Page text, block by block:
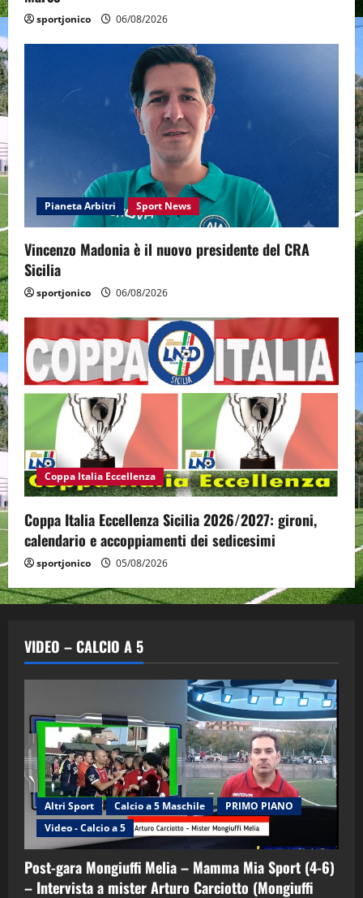
sportjonico 06/08/2026
Pianeta Arbitri Sport News
Vincenzo Madonia è il nuovo presidente del CRA
Sicilia
sportjonico 06/08/2026
Coppa Italia Eccellenza
Coppa Italia Eccellenza Sicilia 2026/2027: gironi,
calendario e accoppiamenti dei sedicesimi
sportjonico 05/08/2026
VIDEO – CALCIO A 5
Altri Sport Calcio a 5 Maschile
PRIMO PIANO
Video - Calcio a 5
Post-gara Mongiuffi Melia – Mamma Mia Sport (4-6)
– Intervista a mister Arturo Carciotto (Mongiuffi